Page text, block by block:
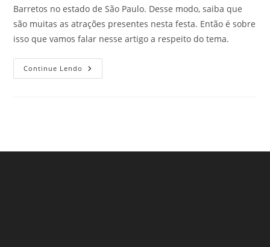
Barretos no estado de São Paulo. Desse modo, saiba que
são muitas as atrações presentes nesta festa. Então é sobre
isso que vamos falar nesse artigo a respeito do tema.
Continue Lendo Festa
Do